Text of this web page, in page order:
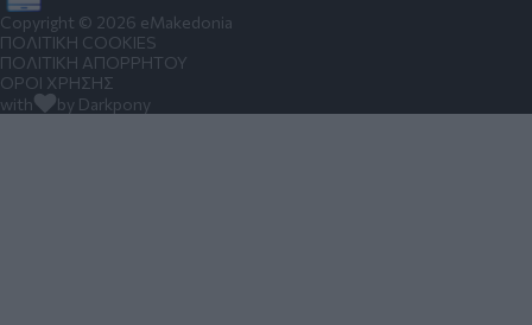
Copyright © 2026 eMakedonia
ΠΟΛΙΤΙΚΗ COOKIES
ΠΟΛΙΤΙΚΗ ΑΠΟΡΡΗΤΟΥ
ΟΡΟΙ ΧΡΗΣΗΣ
with
by Darkpony